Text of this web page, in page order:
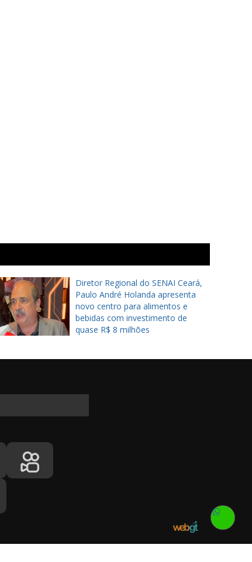
Diretor Regional do SENAI Ceará,
Paulo André Holanda apresenta
novo centro para alimentos e
bebidas com investimento de
quase R$ 8 milhões